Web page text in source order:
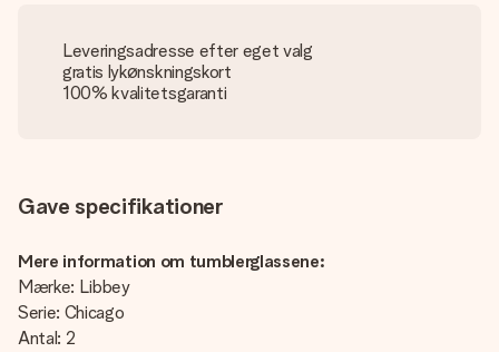
Leveringsadresse efter eget valg
gratis lykønskningskort
100% kvalitetsgaranti
Gave specifikationer
Mere information om tumblerglassene:
Mærke: Libbey
Serie: Chicago
Antal: 2